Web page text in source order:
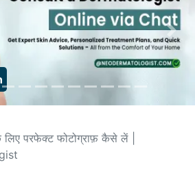
Next
लिए परफेक्ट फोटोग्राफ़ कैसे लें |